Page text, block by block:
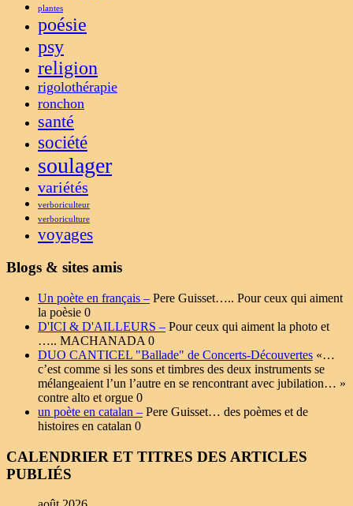
plantes
poésie
psy
religion
rigolothérapie
ronchon
santé
société
soulager
variétés
verboriculteur
verboriculture
voyages
Blogs & sites amis
Un poète en français – Pere Guisset….. Pour ceux qui aiment
la poèsie 0
D'ICI & D'AILLEURS – Pour ceux qui aiment la photo et
….. MACHANADA 0
DUO CANTICEL "Ballade" de Concerts-Découvertes «…
c’est comme si les sons et timbres des deux instruments se
mélangeaient l’un l’autre en se rencontrant avec jubilation… »
contre alto et orgue 0
un poète en catalan – Pere Guisset… des poèmes et de
histoires en catalan 0
CALENDRIER ET TITRES DES ARTICLES
PUBLIÉS